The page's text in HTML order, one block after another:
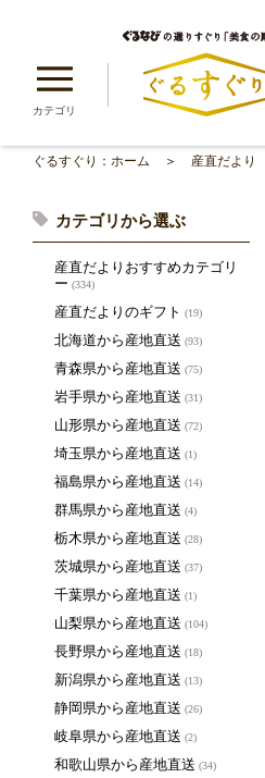
カテゴリ
ぐるすぐり：ホーム 産直だより
カテゴリから選ぶ
産直だよりおすすめカテゴリ
ー (334)
産直だよりのギフト (19)
北海道から産地直送 (93)
青森県から産地直送 (75)
岩手県から産地直送 (31)
山形県から産地直送 (72)
埼玉県から産地直送 (1)
福島県から産地直送 (14)
群馬県から産地直送 (4)
栃木県から産地直送 (28)
茨城県から産地直送 (37)
千葉県から産地直送 (1)
山梨県から産地直送 (104)
長野県から産地直送 (18)
新潟県から産地直送 (13)
静岡県から産地直送 (26)
岐阜県から産地直送 (2)
和歌山県から産地直送 (34)